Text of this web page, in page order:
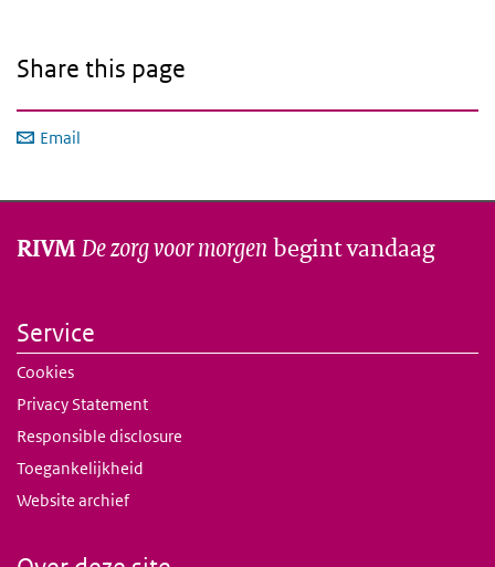
Share this page
Email
RIVMDe zorg voor morgen begint vandaag
Service
Cookies
Privacy Statement
Responsible disclosure
Toegankelijkheid
Website archief